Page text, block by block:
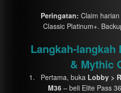
Peringatan: Claim
Classic Platinum+.
Langkah-langkah
& Mythic
Pertama, buka Lobby >
M36 – beli Elite Pass